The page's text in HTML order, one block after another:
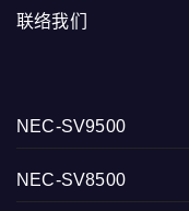
联络我们
NEC-SV9500
NEC-SV8500